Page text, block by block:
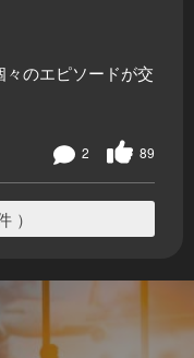
のエピソードが交
89
2
）